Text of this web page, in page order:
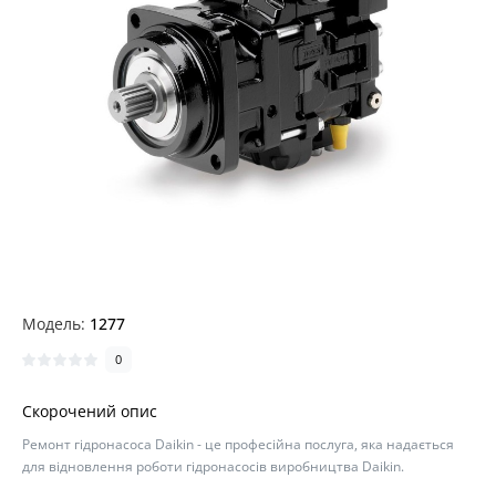
Модель: 1277
0
Скорочений опис
Ремонт гідронасоса Daikin - це професійна послуга, яка надається
для відновлення роботи гідронасосів виробництва Daikin.